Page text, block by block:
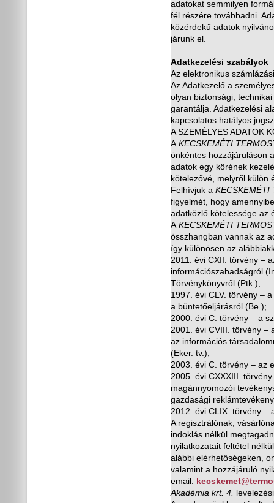
adatokat semmilyen
fél részére továbbadni.
közérdekű adatok
járunk el.
Adatkezelési szabályok
Az elektronikus
Az Adatkezelő a
olyan biztonsági,
garantálja. Adatkezelési
kapcsolatos hatályos
A SZEMÉLYES ADATOK
A KECSKEMÉTI
önkéntes hozzájáruláson
adatok egy körének
kötelezővé, melyről külön
Felhívjuk a KECSKEMÉTI
figyelmét, hogy
adatközlő kötelessége az
A KECSKEMÉTI
összhangban vannak az
így különösen az
2011. évi CXII. törvény –
információszabadságról
Törvénykönyvről (Ptk.);
1997. évi CLV. törvény –
a büntetőeljárásról (Be.);
2000. évi C. törvény – a
2001. évi CVIII. törvény –
az információs
(Eker. tv.);
2003. évi C. törvény – az
2005. évi CXXXIII.
magánnyomozói
gazdasági
2012. évi CLIX. törvény –
A regisztrálónak,
indoklás nélkül
nyilatkozatait feltétel
alábbi elérhetőségeken,
valamint a hozzájáruló
email:
Akadémia krt. 4.